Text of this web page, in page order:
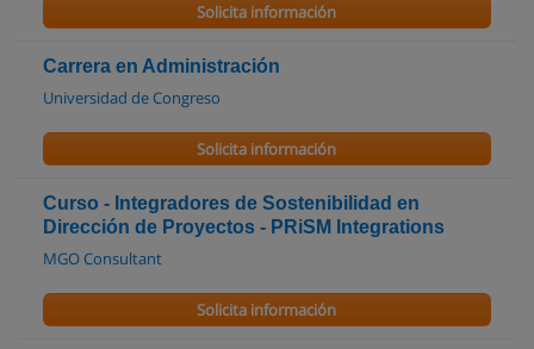
Solicita información
Carrera en Administración
Universidad de Congreso
Solicita información
Curso - Integradores de Sostenibilidad en
Dirección de Proyectos - PRiSM Integrations
MGO Consultant
Solicita información